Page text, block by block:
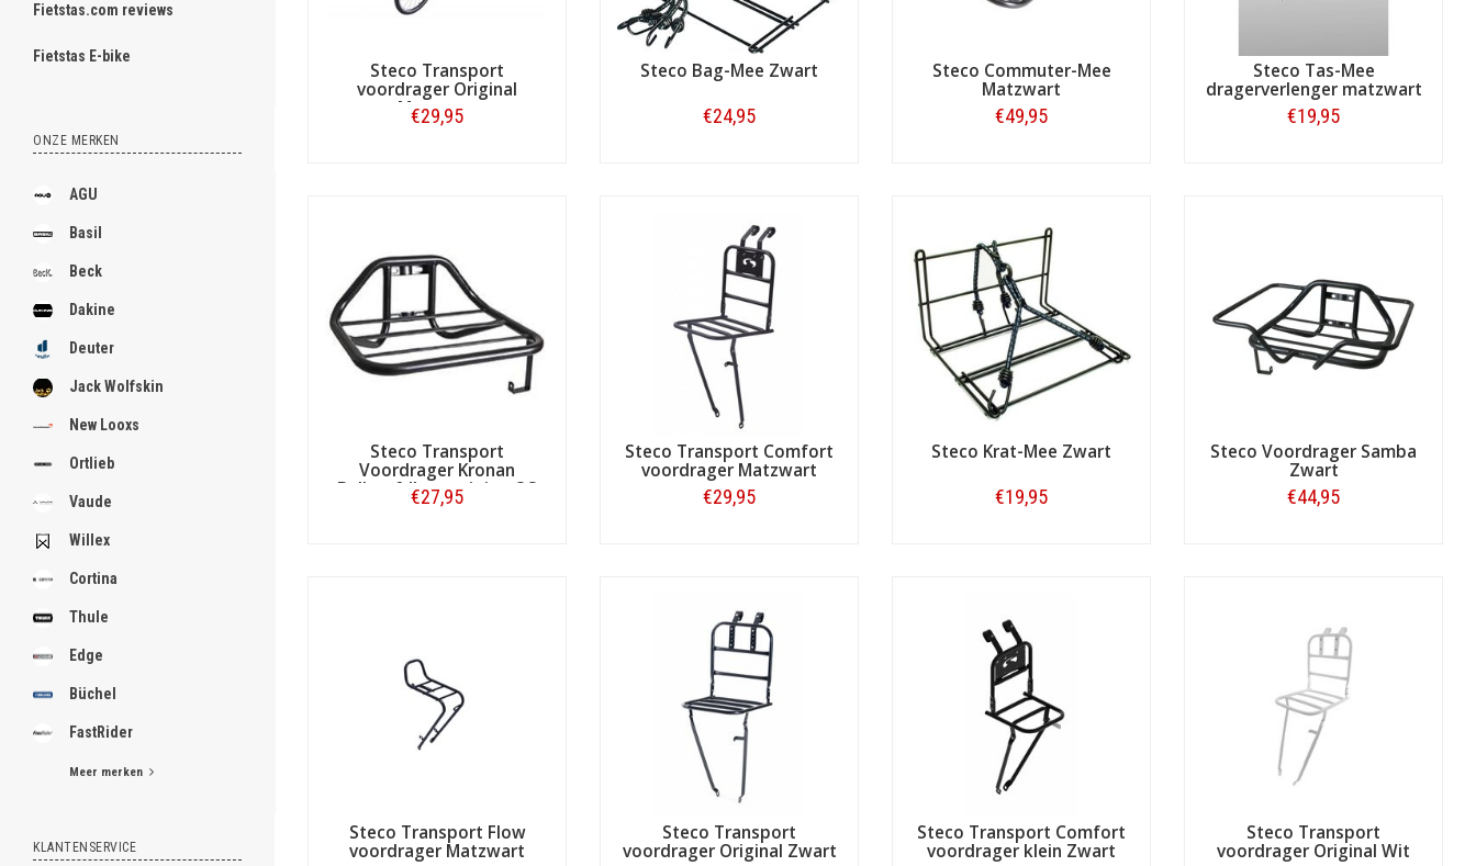
Fietstas.com reviews
Fietstas E-bike
ONZE MERKEN
AGU
Basil
Beck
Dakine
Deuter
Jack Wolfskin
New Looxs
Ortlieb
Vaude
Willex
Cortina
Thule
Edge
Büchel
FastRider
Meer merken
KLANTENSERVICE
.
.
.
.
.
.
.
.
.
.
.
.
Steco Transport
voordrager Original
Matzwart
€29,95
Steco Bag-Mee Zwart
€24,95
Steco Commuter-Mee
Matzwart
€49,95
Steco Tas-Mee
dragerverlenger matzwart
€19,95
Steco Transport
Voordrager Kronan
Balhoofdbevestiging OS
Zwart
€27,95
Steco Transport Comfort
voordrager Matzwart
€29,95
Steco Krat-Mee Zwart
€19,95
Steco Voordrager Samba
Zwart
€44,95
Steco Transport Flow
voordrager Matzwart
Steco Transport
voordrager Original Zwart
Steco Transport Comfort
voordrager klein Zwart
Steco Transport
voordrager Original Wit